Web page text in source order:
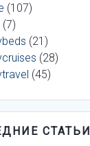
(107)
(7)
(21)
(28)
(45)
СТАТЬИ